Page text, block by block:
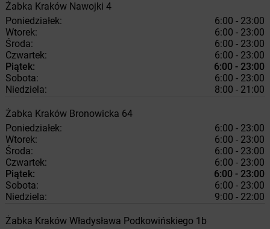
Żabka Kraków Nawojki 4
Poniedziałek:
6:00 - 23:00
Wtorek:
6:00 - 23:00
Środa:
6:00 - 23:00
Czwartek:
6:00 - 23:00
Piątek:
6:00 - 23:00
Sobota:
6:00 - 23:00
Niedziela:
8:00 - 21:00
Żabka Kraków Bronowicka 64
Poniedziałek:
6:00 - 23:00
Wtorek:
6:00 - 23:00
Środa:
6:00 - 23:00
Czwartek:
6:00 - 23:00
Piątek:
6:00 - 23:00
Sobota:
6:00 - 23:00
Niedziela:
9:00 - 22:00
Żabka Kraków Władysława Podkowińskiego 1b